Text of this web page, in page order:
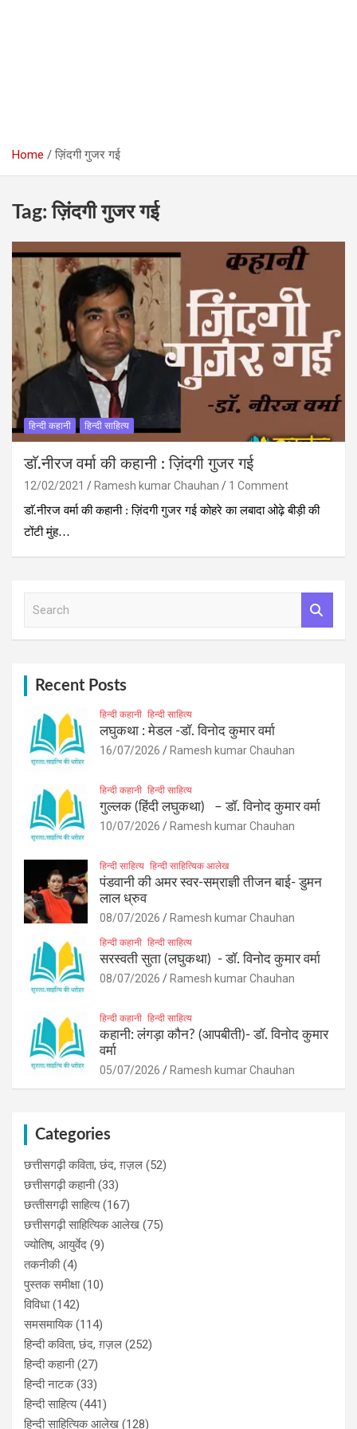
Home ज़िंदगी गुजर गई
Tag:ज़िंदगी गुजर गई
हिन्दी कहानी हिन्दी साहित्य
डाॅ.नीरज वर्मा की कहानी : ज़िंदगी गुजर गई
12/02/2021 Ramesh kumar Chauhan
1 Comment
डाॅ.नीरज वर्मा की कहानी : ज़िंदगी गुजर गई कोहरे का लबादा ओढ़े बीड़ी की
टोंटी मुंह…
Recent Posts
हिन्दी कहानी हिन्दी साहित्य
लघुकथा : मेडल -डॉ. विनोद कुमार वर्मा
16/07/2026 Ramesh kumar Chauhan
हिन्दी कहानी हिन्दी साहित्य
गुल्लक (हिंदी लघुकथा) – डॉ. विनोद कुमार वर्मा
10/07/2026 Ramesh kumar Chauhan
हिन्दी साहित्य हिन्दी साहित्यिक आलेख
पंडवानी की अमर स्वर-सम्राज्ञी तीजन बाई- डुमन
लाल ध्रुव
08/07/2026 Ramesh kumar Chauhan
हिन्दी कहानी हिन्दी साहित्य
सरस्वती सुता (लघुकथा) ​- डॉ. विनोद कुमार वर्मा
08/07/2026 Ramesh kumar Chauhan
हिन्दी कहानी हिन्दी साहित्य
कहानी: लंगड़ा कौन? (आपबीती)​- डॉ. विनोद कुमार
वर्मा
05/07/2026 Ramesh kumar Chauhan
Categories
छत्तीसगढ़ी कविता, छंद, ग़ज़ल (52)
छत्तीसगढ़ी कहानी(33)
छत्‍तीसगढ़ी साहित्‍य(167)
छत्तीसगढ़ी साहित्यिक आलेख (75)
ज्योतिष, आयुर्वेद (9)
तकनीकी(4)
पुस्‍तक समीक्षा(10)
विविधा(142)
समसमायिक(114)
हिन्दी कविता, छंद, ग़ज़ल (252)
हिन्दी कहानी(27)
हिन्‍दी नाटक(33)
हिन्दी साहित्य(441)
हिन्दी साहित्यिक आलेख (128)